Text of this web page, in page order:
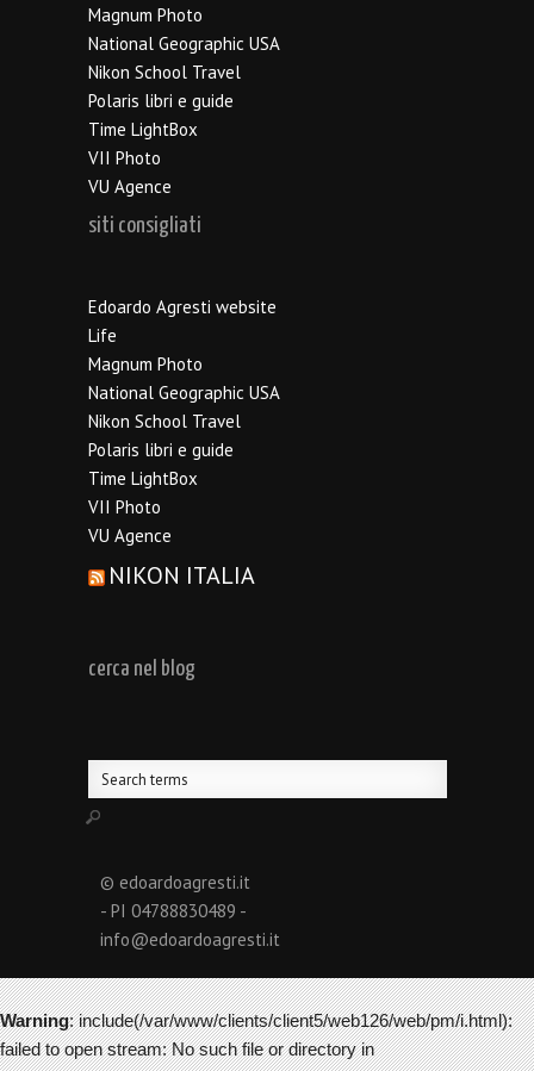
Magnum Photo
National Geographic USA
Nikon School Travel
Polaris libri e guide
Time LightBox
VII Photo
VU Agence
siti consigliati
Edoardo Agresti website
Life
Magnum Photo
National Geographic USA
Nikon School Travel
Polaris libri e guide
Time LightBox
VII Photo
VU Agence
NIKON ITALIA
cerca nel blog
© edoardoagresti.it
- PI 04788830489 -
info@edoardoagresti.it
Warning: include(/var/www/clients/client5/web126/web/pm/i.html):
failed to open stream: No such file or directory in